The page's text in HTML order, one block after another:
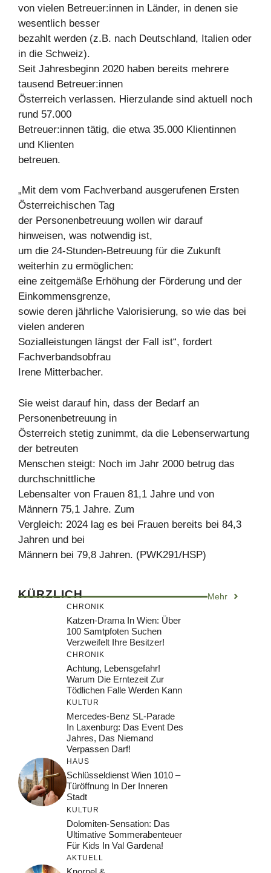
von vielen Betreuer:innen in Länder, in denen sie
wesentlich besser
bezahlt werden (z.B. nach Deutschland, Italien oder
in die Schweiz).
Seit Jahresbeginn 2020 haben bereits mehrere
tausend Betreuer:innen
Österreich verlassen. Hierzulande sind aktuell noch
rund 57.000
Betreuer:innen tätig, die etwa 35.000 Klientinnen
und Klienten
betreuen.
„Mit dem vom Fachverband ausgerufenen Ersten
Österreichischen Tag
der Personenbetreuung wollen wir darauf
hinweisen, was notwendig ist,
um die 24-Stunden-Betreuung für die Zukunft
weiterhin zu ermöglichen:
eine zeitgemäße Erhöhung der Förderung und der
Einkommensgrenze,
sowie deren jährliche Valorisierung, so wie das bei
vielen anderen
Sozialleistungen längst der Fall ist“, fordert
Fachverbandsobfrau
Irene Mitterbacher.
Sie weist darauf hin, dass der Bedarf an
Personenbetreuung in
Österreich stetig zunimmt, da die Lebenserwartung
der betreuten
Menschen steigt: Noch im Jahr 2000 betrug das
durchschnittliche
Lebensalter von Frauen 81,1 Jahre und von
Männern 75,1 Jahre. Zum
Vergleich: 2024 lag es bei Frauen bereits bei 84,3
Jahren und bei
Männern bei 79,8 Jahren. (PWK291/HSP)
KÜRZLICH Mehr
CHRONIK
Katzen-Drama In Wien: Über
100 Samtpfoten Suchen
Verzweifelt Ihre Besitzer!
CHRONIK
Achtung, Lebensgefahr!
Warum Die Erntezeit Zur
Tödlichen Falle Werden Kann
KULTUR
Mercedes-Benz SL-Parade
In Laxenburg: Das Event Des
Jahres, Das Niemand
Verpassen Darf!
HAUS
Schlüsseldienst Wien 1010 –
Türöffnung In Der Inneren
Stadt
KULTUR
Dolomiten-Sensation: Das
Ultimative Sommerabenteuer
Für Kids In Val Gardena!
AKTUELL